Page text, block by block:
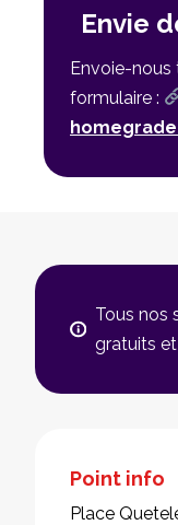
Envie
Envoie-nous
formulaire :
Tous nos
gratuits
Point info
Place